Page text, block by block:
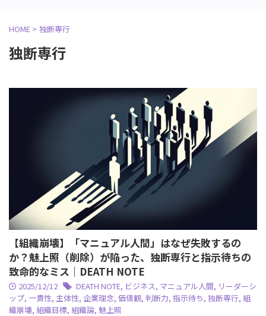
HOME > 独断専行
独断専行
【組織崩壊】「マニュアル人間」はなぜ失敗するの
か？魅上照（削除）が陥った、独断専行と指示待ちの
致命的なミス｜DEATH NOTE
2025/12/12 DEATH NOTE, ビジネス, マニュアル人間, リーダーシ
ップ, 一貫性, 主体性, 企業理念, 価値観, 判断力, 指示待ち, 独断専行, 組
織崩壊, 組織目標, 組織論, 魅上照